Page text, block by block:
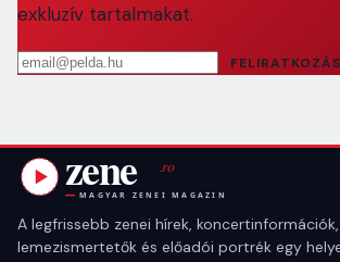
exkluzív tartalmakat.
Email cím
FELIRATKOZÁS
A legfrissebb zenei hírek, koncertinformációk,
lemezismertetők és előadói portrék egy